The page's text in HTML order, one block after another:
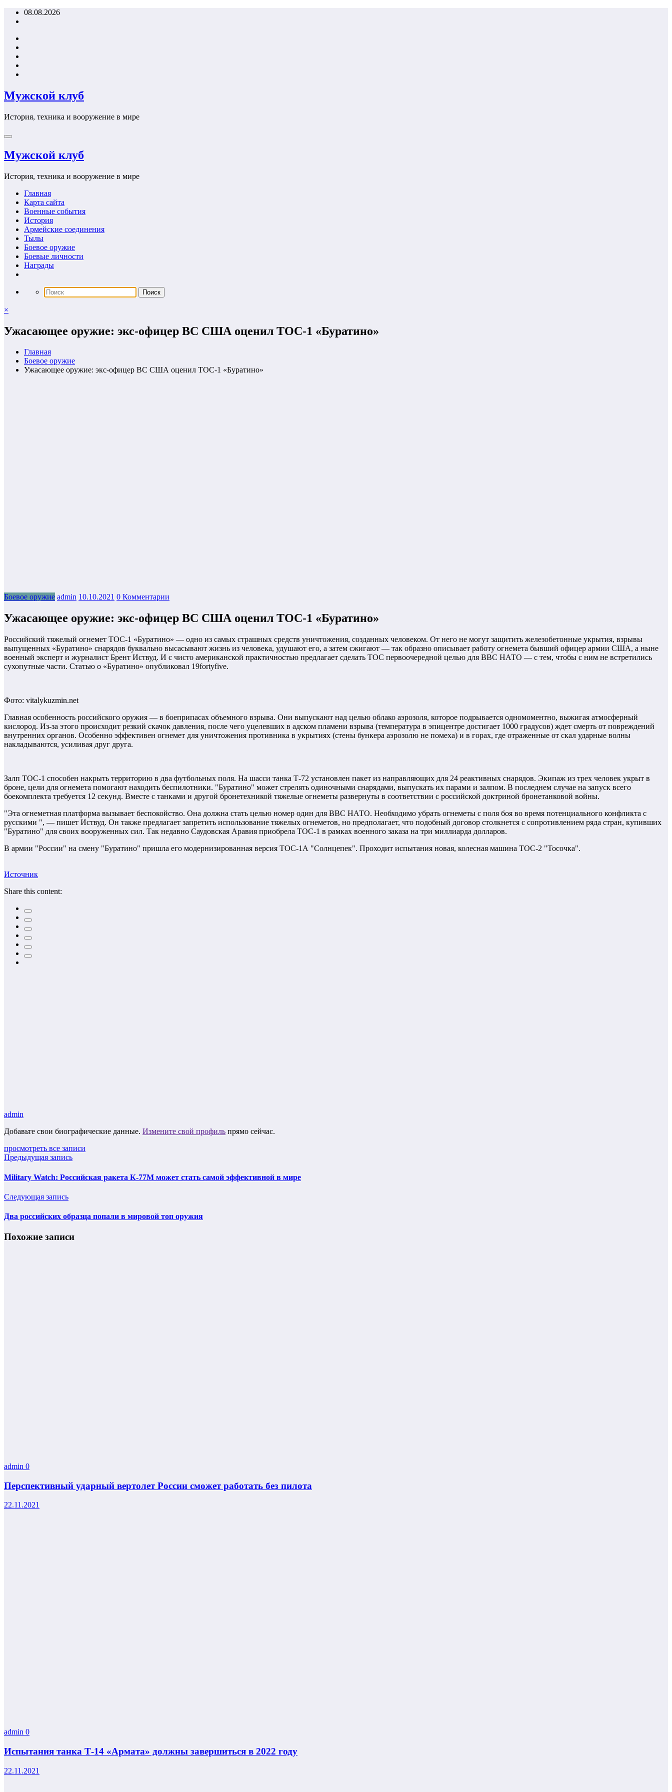
Перейти08.08.2026
Мужской клуб
История, техника и вооружение в мире
Мужской клуб
История, техника и вооружение в мире
Главная
Карта сайта
Военные события
История
Армейские соединения
Тылы
Боевое оружие
Боевые личности
Награды
×
Ужасающее оружие: экс-офицер ВС США оценил ТОС-1 «Буратино»
Главная
Боевое оружие
Ужасающее оружие: экс-офицер ВС США оценил ТОС-1 «Буратино»
Боевое оружие admin 10.10.2021 0 Комментарии
Ужасающее оружие: экс-офицер ВС США оценил ТОС-1 «Буратино»
Российский тяжелый огнемет ТОС-1 «Буратино» — одно из самых страшных средств уничтожения, созданных человеком. От него не могут защитить железобетонные укрытия, взрывы
выпущенных «Буратино» снарядов буквально высасывают жизнь из человека, удушают его, а затем сжигают — так образно описывает работу огнемета бывший офицер армии США, а ныне
военный эксперт и журналист Брент Иствуд. И с чисто американской практичностью предлагает сделать ТОС первоочередной целью для ВВС НАТО — с тем, чтобы с ним не встретились
сухопутные части. Статью о «Буратино» опубликовал 19fortyfive.
Фото: vitalykuzmin.net
Главная особенность российского оружия — в боеприпасах объемного взрыва. Они выпускают над целью облако аэрозоля, которое подрывается одномоментно, выжигая атмосферный
кислород. Из-за этого происходит резкий скачок давления, после чего уцелевших в адском пламени взрыва (температура в эпицентре достигает 1000 градусов) ждет смерть от повреждений
внутренних органов. Особенно эффективен огнемет для уничтожения противника в укрытиях (стены бункера аэрозолю не помеха) и в горах, где отраженные от скал ударные волны
накладываются, усиливая друг друга.
Залп ТОС-1 способен накрыть территорию в два футбольных поля. На шасси танка Т-72 установлен пакет из направляющих для 24 реактивных снарядов. Экипаж из трех человек укрыт в
броне, цели для огнемета помогают находить беспилотники. "Буратино" может стрелять одиночными снарядами, выпускать их парами и залпом. В последнем случае на запуск всего
боекомплекта требуется 12 секунд. Вместе с танками и другой бронетехникой тяжелые огнеметы развернуты в соответствии с российской доктриной бронетанковой войны.
"Эта огнеметная платформа вызывает беспокойство. Она должна стать целью номер один для ВВС НАТО. Необходимо убрать огнеметы с поля боя во время потенциального конфликта с
русскими ", — пишет Иствуд. Он также предлагает запретить использование тяжелых огнеметов, но предполагает, что подобный договор столкнется с сопротивлением ряда стран, купивших
"Буратино" для своих вооруженных сил. Так недавно Саудовская Аравия приобрела ТОС-1 в рамках военного заказа на три миллиарда долларов.
В армии "России" на смену "Буратино" пришла его модернизированная версия ТОС-1А "Солнцепек". Проходит испытания новая, колесная машина ТОС-2 "Тосочка".
Источник
Share this content:
admin
Добавьте свои биографические данные. Измените свой профиль прямо сейчас.
просмотреть все записи
Предыдущая запись
Military Watch: Российская ракета К-77М может стать самой эффективной в мире
Следующая запись
Два российских образца попали в мировой топ оружия
Похожие записи
admin 0
Перспективный ударный вертолет России сможет работать без пилота
22.11.2021
admin 0
Испытания танка Т-14 «Армата» должны завершиться в 2022 году
22.11.2021